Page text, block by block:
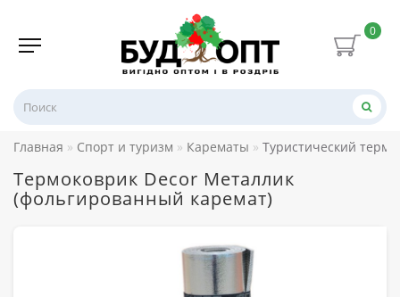
0
Главная Спорт и туризм Карематы Туристический
Термоковрик Decor Металлик
(фольгированный каремат)